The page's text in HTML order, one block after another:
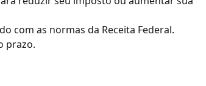
com as normas da Receita Federal.
prazo.